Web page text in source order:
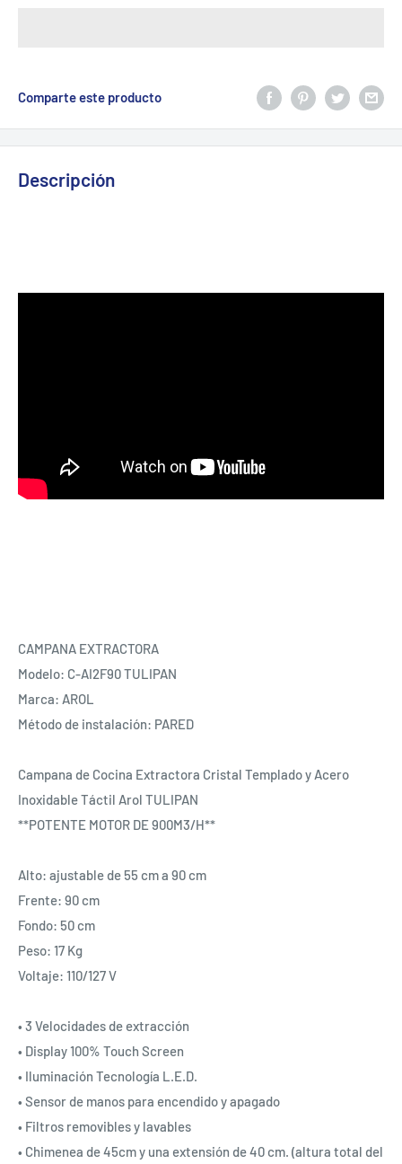
Comparte este producto
Descripción
CAMPANA EXTRACTORA
Modelo: C-AI2F90 TULIPAN
Marca: AROL
Método de instalación: PARED
Campana de Cocina Extractora Cristal Templado y Acero
Inoxidable Táctil Arol TULIPAN
**POTENTE MOTOR DE 900M3/H**
Alto: ajustable de 55 cm a 90 cm
Frente: 90 cm
Fondo: 50 cm
Peso: 17 Kg
Voltaje: 110/127 V
• 3 Velocidades de extracción
• Display 100% Touch Screen
• Iluminación Tecnología L.E.D.
• Sensor de manos para encendido y apagado
• Filtros removibles y lavables
• Chimenea de 45cm y una extensión de 40 cm. (altura total del